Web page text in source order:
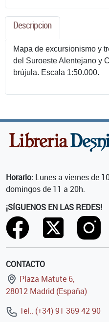
Descripcion
Mapa de excursionismo y
del Suroeste Alentejano y
brújula. Escala 1:50.000.
Horario: Lunes a viernes de
domingos de 11 a 20h.
¡SÍGUENOS EN LAS REDES!
CONTACTO
Plaza Matute 6,
28012 Madrid (España)
Tel.: (+34) 91 369 42 90